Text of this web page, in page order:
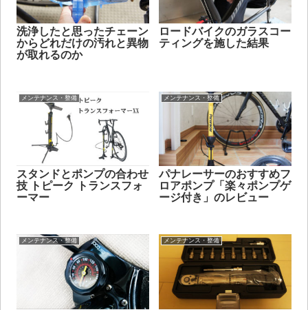
洗浄したと思ったチェーン
からどれだけの汚れと異物
が取れるのか
ロードバイクのガラスコー
ティングを施した結果
メンテナンス・整備
スタンドとポンプの合わせ
技 トピーク トランスフォ
ーマー
メンテナンス・整備
パナレーサーのおすすめフ
ロアポンプ「楽々ポンプゲ
ージ付き」のレビュー
メンテナンス・整備 メンテナンス・整備